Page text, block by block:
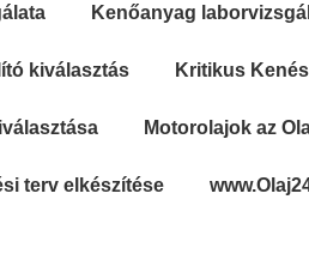
Kenőanyag
kiválasztás Kritikus
Motorolajok az
terv elkészítése